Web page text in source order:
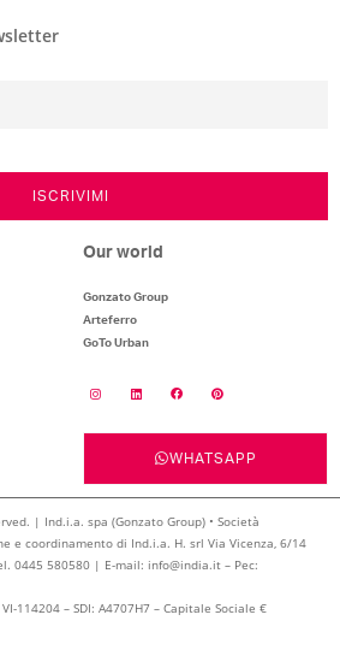
ISCRIVIMI
Our world
Gonzato Group
Arteferro
GoTo Urban
WHATSAPP
| Ind.i.a. spa (Gonzato Group) • Società
e coordinamento di Ind.i.a. H. srl Via Vicenza, 6/14
0445 580580 | E-mail: info@india.it – Pec:
114204 – SDI: A4707H7 – Capitale Sociale €